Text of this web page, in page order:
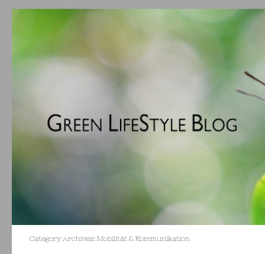
Category Archives: Mobilität & Kommunikation